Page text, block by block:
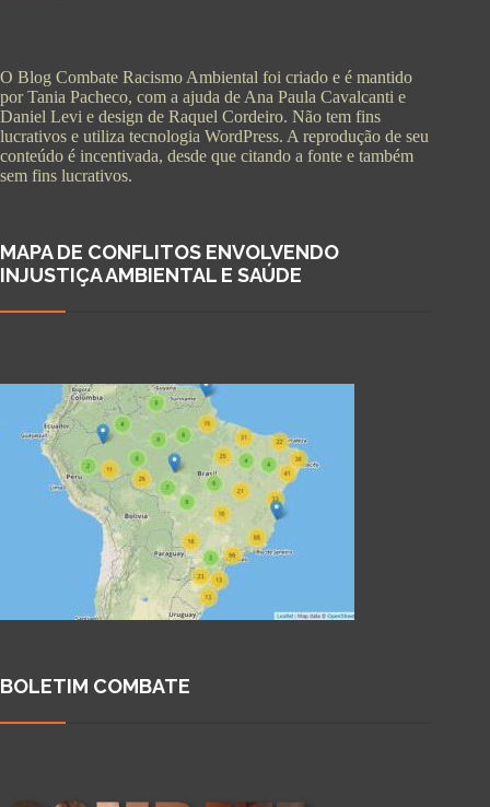
O Blog Combate Racismo Ambiental foi criado e é mantido
por Tania Pacheco, com a ajuda de Ana Paula Cavalcanti e
Daniel Levi e design de Raquel Cordeiro. Não tem fins
lucrativos e utiliza tecnologia WordPress. A reprodução de seu
conteúdo é incentivada, desde que citando a fonte e também
sem fins lucrativos.
MAPA DE CONFLITOS ENVOLVENDO
INJUSTIÇA AMBIENTAL E SAÚDE
BOLETIM COMBATE